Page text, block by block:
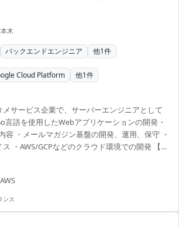
木
バックエンドエンジニア 他1件
Cloud Platform 他1件
サービス企業で、サーバーエンジニアとして
言語を使用したWebアプリケーションの開発・
・メールマガジン基盤の開発、運用、保守 ・
・AWS/GCPなどのクラウド環境での開発 【ア
能で柔軟な働き方が魅力 ・豊富な専門知識を
できる ・最新の技術環境でスキルアップが見
ロントエンドまで幅広い技術に触れ合える
ンス